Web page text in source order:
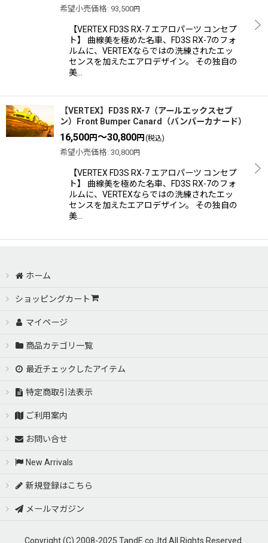
希望小売価格: 93,500円
【VERTEX FD3S RX-7 エアロパーツ コンセプ
ト】 曲線美を極めた名車、FD3S RX-7のフォ
ルムに、VERTEXならではの洗練されたエッ
センスを加えたエアロデザイン。 その独自の
美…
【VERTEX】FD3S RX-7（アールエックスセブ
ン）Front Bumper Canard（バンパーカナード）
16,500円～30,800円 (税込)
希望小売価格: 30,800円
【VERTEX FD3S RX-7 エアロパーツ コンセプ
ト】 曲線美を極めた名車、FD3S RX-7のフォ
ルムに、VERTEXならではの洗練されたエッ
センスを加えたエアロデザイン。 その独自の
美…
ホーム
ショッピングカート
マイページ
商品カテゴリ一覧
最近チェックしたアイテム
特定商取引法表示
ご利用案内
お問い合せ
New Arrivals
新規登録はこちら
メールマガジン
Copyright (C) 2008-2025 TandE co.,ltd All Rights Reserved.